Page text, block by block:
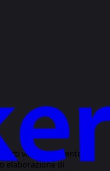
visivi dell'utente. Il
elaborazione di